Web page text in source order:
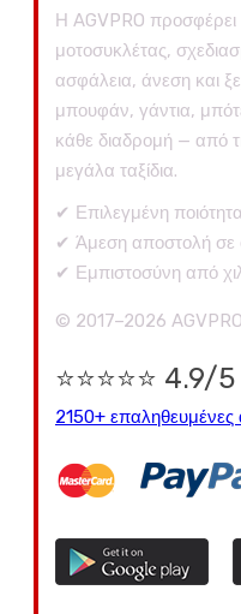
Η AGVPRO
μοτοσυκλέτας,
ασφάλεια, άνεση και
μπουφάν, γάντια,
κάθε διαδρομή — από
μεγάλα ταξίδια.
✔ Επιλεγμένη
✔ Άμεση αποστολή σε
✔ Εμπιστοσύνη από
© 2017–2026
⭐⭐⭐⭐⭐ 4.9/5
2150+ επαληθευμένες